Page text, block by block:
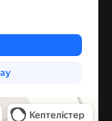
в Караганде